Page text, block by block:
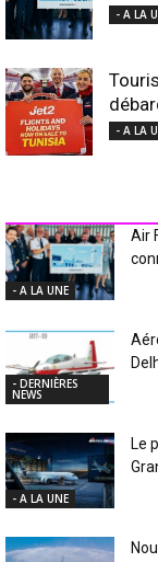
- A LA
- A LA
- A LA UNE
Air
- DERNIÈRES
NEWS
- A LA UNE
Le